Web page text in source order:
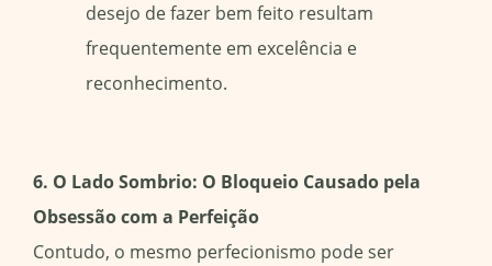
desejo de fazer bem feito resultam
frequentemente em excelência e
reconhecimento.
6. O Lado Sombrio: O Bloqueio Causado pela
Obsessão com a Perfeição
Contudo, o mesmo perfecionismo pode ser